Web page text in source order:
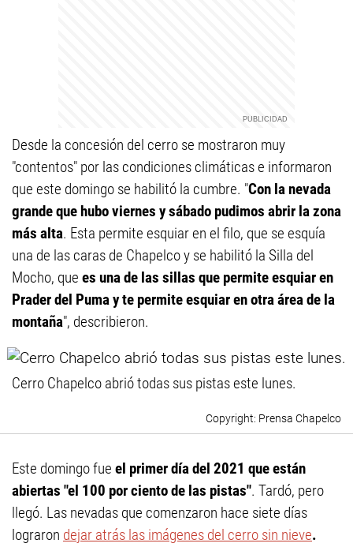
Desde la concesión del cerro se mostraron muy
"contentos" por las condiciones climáticas e informaron
que este domingo se habilitó la cumbre. "Con la nevada
grande que hubo viernes y sábado pudimos abrir la zona
más alta. Esta permite esquiar en el filo, que se esquía
una de las caras de Chapelco y se habilitó la Silla del
Mocho, que es una de las sillas que permite esquiar en
Prader del Puma y te permite esquiar en otra área de la
montaña", describieron.
Cerro Chapelco abrió todas sus pistas este lunes.
Prensa Chapelco
Este domingo fue el primer día del 2021 que están
abiertas "el 100 por ciento de las pistas". Tardó, pero
llegó. Las nevadas que comenzaron hace siete días
lograron dejar atrás las imágenes del cerro sin nieve.